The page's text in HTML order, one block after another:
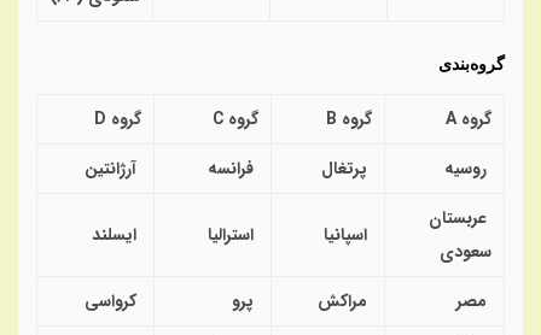
گروه‌بندی
گروهA گروه گروه گروه
روسیه
پرتغال فرانسه
آرژانتین
عربستان
سعودی
اسپانیا استرالیا ایسلند
مصر مراکش پرو
کرواسی